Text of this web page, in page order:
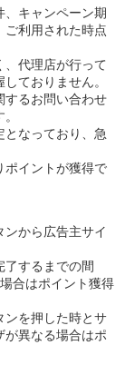
キャンペーン期
利用された時点
代理店が行って
ておりません。
するお問い合わせ
なっており、急
ポイントが獲得で
ンから広告主サイ
するまでの間
合はポイント獲得
ンを押した時とサ
異なる場合はポ